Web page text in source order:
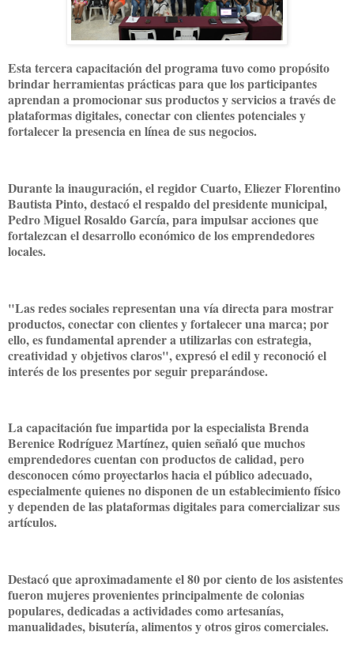
Esta tercera capacitación del programa tuvo como propósito
brindar herramientas prácticas para que los participantes
aprendan a promocionar sus productos y servicios a través de
plataformas digitales, conectar con clientes potenciales y
fortalecer la presencia en línea de sus negocios.
Durante la inauguración, el regidor Cuarto, Eliezer Florentino
Bautista Pinto, destacó el respaldo del presidente municipal,
Pedro Miguel Rosaldo García, para impulsar acciones que
fortalezcan el desarrollo económico de los emprendedores
locales.
"Las redes sociales representan una vía directa para mostrar
productos, conectar con clientes y fortalecer una marca; por
ello, es fundamental aprender a utilizarlas con estrategia,
creatividad y objetivos claros", expresó el edil y reconoció el
interés de los presentes por seguir preparándose.
La capacitación fue impartida por la especialista Brenda
Berenice Rodríguez Martínez, quien señaló que muchos
emprendedores cuentan con productos de calidad, pero
desconocen cómo proyectarlos hacia el público adecuado,
especialmente quienes no disponen de un establecimiento físico
y dependen de las plataformas digitales para comercializar sus
artículos.
Destacó que aproximadamente el 80 por ciento de los asistentes
fueron mujeres provenientes principalmente de colonias
populares, dedicadas a actividades como artesanías,
manualidades, bisutería, alimentos y otros giros comerciales.